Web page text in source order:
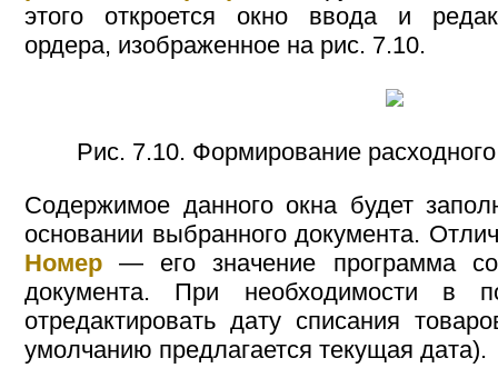
этого откроется окно ввода и
ордера, изображенное на рис. 7.10.
Рис. 7.10. Формирование
Содержимое данного окна будет
основании выбранного документа.
Номер — его значение программа
документа. При необходимости в
отредактировать дату списания
умолчанию предлагается текущая дата).